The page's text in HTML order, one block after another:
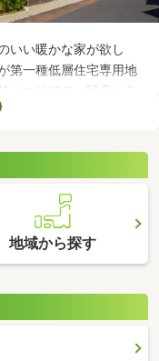
いい暖かな家が欲し
第一種低層住宅専用地
ぶエリアで、騒音トラ
よって日光が遮断され
。
地域から探す